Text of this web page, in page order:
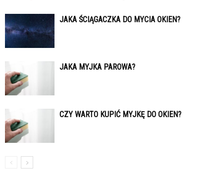
JAKA ŚCIĄGACZKA DO MYCIA OKIEN?
JAKA MYJKA PAROWA?
CZY WARTO KUPIĆ MYJKĘ DO OKIEN?